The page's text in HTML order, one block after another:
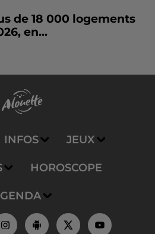
de 18 000 logements
en...
INFOS JEUX
HOROSCOPE